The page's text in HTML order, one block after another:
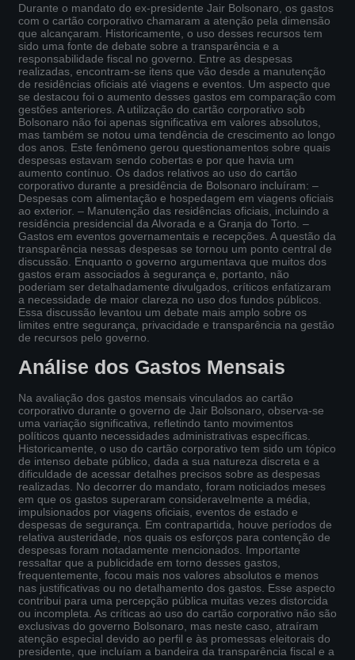
Durante o mandato do ex-presidente Jair Bolsonaro, os gastos
com o cartão corporativo chamaram a atenção pela dimensão
que alcançaram. Historicamente, o uso desses recursos tem
sido uma fonte de debate sobre a transparência e a
responsabilidade fiscal no governo. Entre as despesas
realizadas, encontram-se itens que vão desde a manutenção
de residências oficiais até viagens e eventos. Um aspecto que
se destacou foi o aumento desses gastos em comparação com
gestões anteriores. A utilização do cartão corporativo sob
Bolsonaro não foi apenas significativa em valores absolutos,
mas também se notou uma tendência de crescimento ao longo
dos anos. Este fenômeno gerou questionamentos sobre quais
despesas estavam sendo cobertas e por que havia um
aumento contínuo. Os dados relativos ao uso do cartão
corporativo durante a presidência de Bolsonaro incluíram: –
Despesas com alimentação e hospedagem em viagens oficiais
ao exterior. – Manutenção das residências oficiais, incluindo a
residência presidencial da Alvorada e a Granja do Torto. –
Gastos em eventos governamentais e recepções. A questão da
transparência nessas despesas se tornou um ponto central de
discussão. Enquanto o governo argumentava que muitos dos
gastos eram associados à segurança e, portanto, não
poderiam ser detalhadamente divulgados, críticos enfatizaram
a necessidade de maior clareza no uso dos fundos públicos.
Essa discussão levantou um debate mais amplo sobre os
limites entre segurança, privacidade e transparência na gestão
de recursos pelo governo.
Análise dos Gastos Mensais
Na avaliação dos gastos mensais vinculados ao cartão
corporativo durante o governo de Jair Bolsonaro, observa-se
uma variação significativa, refletindo tanto movimentos
políticos quanto necessidades administrativas específicas.
Historicamente, o uso do cartão corporativo tem sido um tópico
de intenso debate público, dada a sua natureza discreta e a
dificuldade de acessar detalhes precisos sobre as despesas
realizadas. No decorrer do mandato, foram noticiados meses
em que os gastos superaram consideravelmente a média,
impulsionados por viagens oficiais, eventos de estado e
despesas de segurança. Em contrapartida, houve períodos de
relativa austeridade, nos quais os esforços para contenção de
despesas foram notadamente mencionados. Importante
ressaltar que a publicidade em torno desses gastos,
frequentemente, focou mais nos valores absolutos e menos
nas justificativas ou no detalhamento dos gastos. Esse aspecto
contribui para uma percepção pública muitas vezes distorcida
ou incompleta. As críticas ao uso do cartão corporativo não são
exclusivas do governo Bolsonaro, mas neste caso, atraíram
atenção especial devido ao perfil e às promessas eleitorais do
presidente, que incluíam a bandeira da transparência fiscal e a